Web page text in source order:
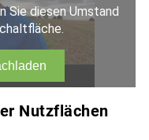
Nutzflächen